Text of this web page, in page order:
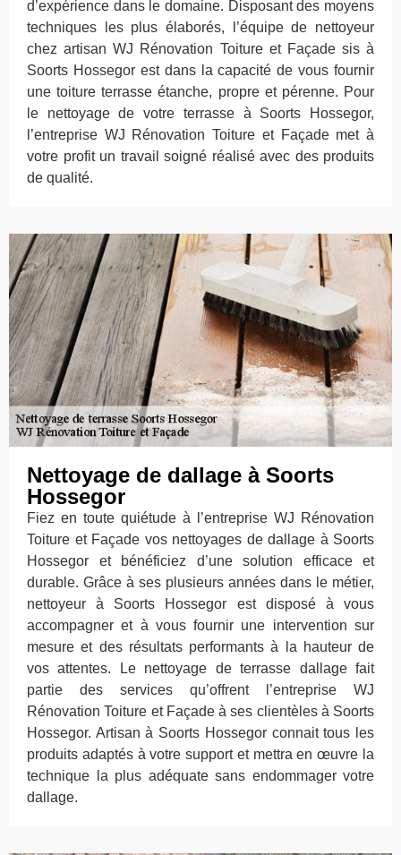
d’expérience dans le domaine. Disposant des moyens
techniques les plus élaborés, l’équipe de nettoyeur
chez artisan WJ Rénovation Toiture et Façade sis à
Soorts Hossegor est dans la capacité de vous fournir
une toiture terrasse étanche, propre et pérenne. Pour
le nettoyage de votre terrasse à Soorts Hossegor,
l’entreprise WJ Rénovation Toiture et Façade met à
votre profit un travail soigné réalisé avec des produits
de qualité.
Nettoyage de dallage à Soorts
Hossegor
Fiez en toute quiétude à l’entreprise WJ Rénovation
Toiture et Façade vos nettoyages de dallage à Soorts
Hossegor et bénéficiez d’une solution efficace et
durable. Grâce à ses plusieurs années dans le métier,
nettoyeur à Soorts Hossegor est disposé à vous
accompagner et à vous fournir une intervention sur
mesure et des résultats performants à la hauteur de
vos attentes. Le nettoyage de terrasse dallage fait
partie des services qu’offrent l’entreprise WJ
Rénovation Toiture et Façade à ses clientèles à Soorts
Hossegor. Artisan à Soorts Hossegor connait tous les
produits adaptés à votre support et mettra en œuvre la
technique la plus adéquate sans endommager votre
dallage.